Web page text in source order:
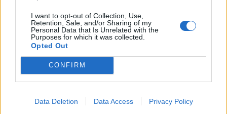
I want to opt-out of Collection, Use,
Retention, Sale, and/or Sharing of my
Personal Data that Is Unrelated with the
Purposes for which it was collected.
Opted Out
CONFIRM
Data Deletion Data Access Privacy Policy
Τα δεδομένα για τηλεοπτική κάλυψη
με Τρουά και Καλαμάτα
Αλλάζει όνομα ο Βόλος